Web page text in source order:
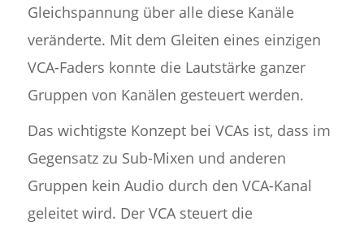
Gleichspannung über alle diese Kanäle
veränderte. Mit dem Gleiten eines einzigen
VCA-Faders konnte die Lautstärke ganzer
Gruppen von Kanälen gesteuert werden.
Das wichtigste Konzept bei VCAs ist, dass im
Gegensatz zu Sub-Mixen und anderen
Gruppen kein Audio durch den VCA-Kanal
geleitet wird. Der VCA steuert die